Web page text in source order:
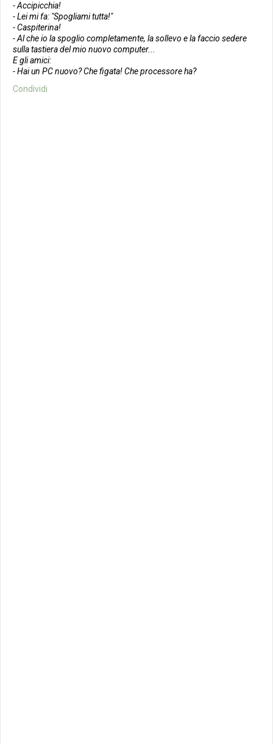
- Accipicchia!
- Lei mi fa: "Spogliami tutta!"
- Caspiterina!
- Al che io la spoglio completamente, la sollevo e la faccio sedere
sulla tastiera del mio nuovo computer...
E gli amici:
- Hai un PC nuovo? Che figata! Che processore ha?
Condividi